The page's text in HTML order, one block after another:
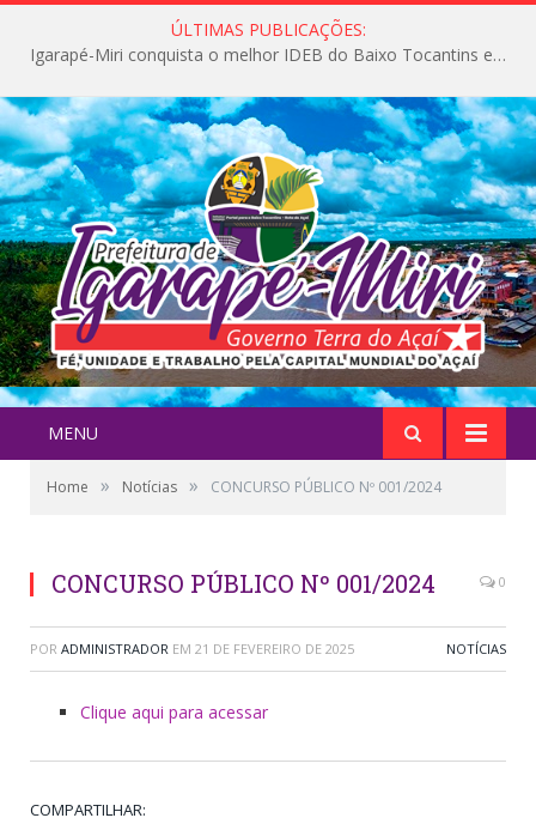
ÚLTIMAS PUBLICAÇÕES:
Igarapé-Miri conquista o melhor IDEB do Baixo Tocantins e avança na qualidade da educação pública
MENU
Home » Notícias » CONCURSO PÚBLICO Nº 001/2024
CONCURSO PÚBLICO Nº 001/2024 0
POR ADMINISTRADOR EM 21 DE FEVEREIRO DE 2025 NOTÍCIAS
Clique aqui para acessar
COMPARTILHAR: